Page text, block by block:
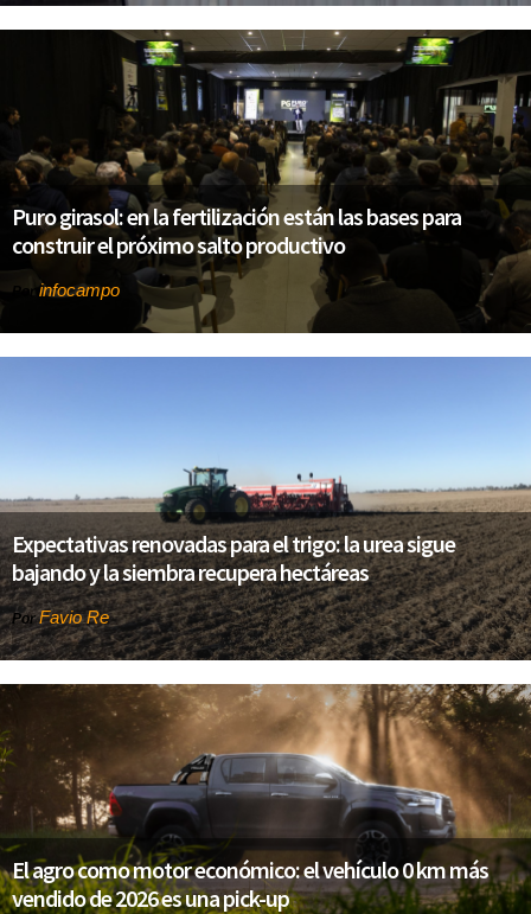
Puro girasol: en la fertilización están las bases para
construir el próximo salto productivo
Por infocampo
Expectativas renovadas para el trigo: la urea sigue
bajando y la siembra recupera hectáreas
PorFavio Re
El agro como motor económico: el vehículo 0 km más
vendido de 2026 es una pick-up